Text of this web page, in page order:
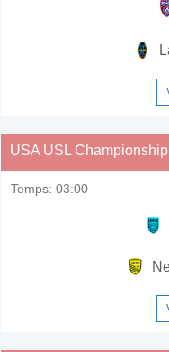
USA USL Championship
Temps: 03:00